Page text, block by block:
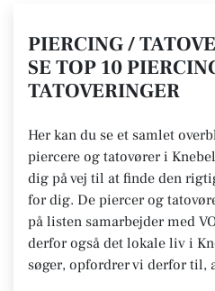
PIERCING /
SE TOP 10
TATOVERINGER
Her kan du se et samlet
piercere og tatovører i
dig på vej til at finde den
for dig. De piercer og
på listen samarbejder med
derfor også det lokale liv i
søger, opfordrer vi derfor til,